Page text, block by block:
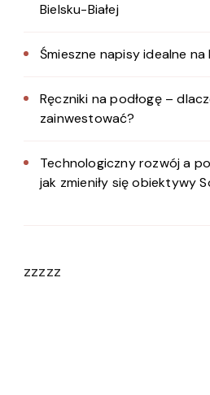
Bielsku-Białej
Śmieszne napisy idealne na
Ręczniki na podłogę –
zainwestować?
Technologiczny rozwój a
jak zmieniły się obiektywy
zzzzz